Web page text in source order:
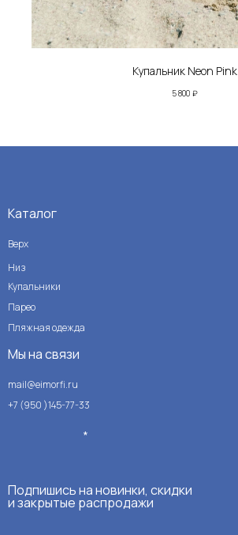
Купальник Neon Pink
5 800 ₽
Подпишись на новинки, скидки
и закрытые распродажи
Пляжная одежда
Парео
Купальники
Верх
Каталог
Низ
mail@eimorfi.ru
+7 (950 )145-77-33
Мы на связи
*